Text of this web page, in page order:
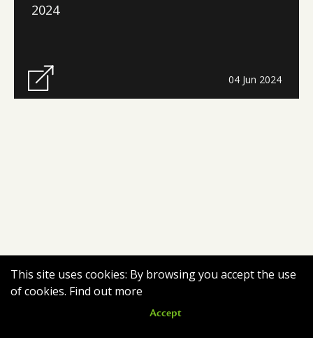
2024
04 Jun 2024
This site uses cookies: By browsing you accept the use
of cookies. Find out more
Accept